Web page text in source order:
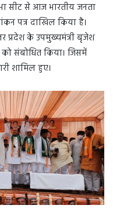
सीट से आज भारतीय जनता
पत्र दाखिल किया है।
प्रदेश के उपमुख्यमंत्री बृजेश
संबोधित किया। जिसमें
शामिल हुए।